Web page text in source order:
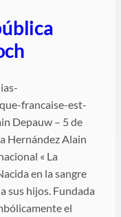
francaise-est-
Depauw – 5 de
Hernández Alain
« La
en la sangre
sus hijos. Fundada
el